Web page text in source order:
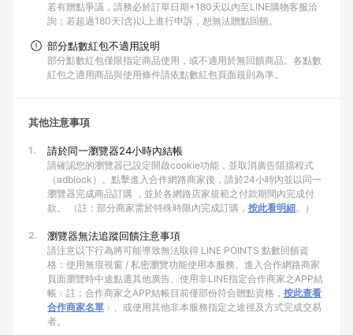
若有贈點爭議，請務必於訂單日期+180天以內至LINE購物客服洽
詢；若超過180天(含)以上進行申訴，恕無法贈點回饋。
部分點數紅包不適用說明
部分點數紅包僅限指定商品使用，或不適用於無回饋商品。各點數
紅包之適用商品與使用條件請依點數紅包頁面規則為準。
其他注意事項
1. 請於同一瀏覽器24小時內結帳
請確認您的瀏覽器已設定開啟cookie功能，並取消廣告阻擋程式
（adblock）。點擊進入合作網路商家後，請於24小時內並以同一
瀏覽器完成商品訂購 ，並於各網路店家規範之付款期間內完成付
款。 （註：部分商家需於特殊時限內完成訂購， 按此看明細。）
2. 瀏覽器無法追蹤回饋注意事項
請注意以下行為將可能導致無法取得 LINE POINTS 點數回饋資
格：使用無痕視窗 / 私密瀏覽功能使用本服務、進入合作網路商家
頁面瀏覽時中途點選其他廣告、使用非LINE指定合作商家之APP結
帳﹙註：合作商家之APP結帳目前僅部份符合贈點資格， 按此查看
合作商家名單 ﹚、或使用其他非本服務指定之途徑及方式完成交易
者。